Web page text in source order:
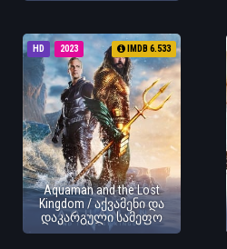
HD 2023 IMDB 6.533
Aquaman and the Lost
Kingdom / აქვამენი და
დაკარგული სამეფო